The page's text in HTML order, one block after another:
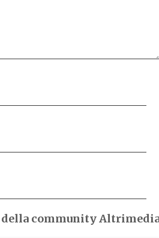
della community